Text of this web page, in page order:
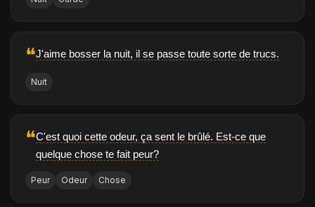
❝J'aime bosser la nuit, il se passe toute sorte de trucs.
Nuit
❝C'est quoi cette odeur, ça sent le brûlé. Est-ce que
quelque chose te fait peur?
Peur Odeur Chose